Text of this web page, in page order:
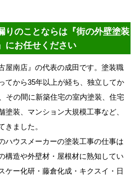
りのことならは『街の外壁塗装
にお任せください
屋南店』の代表の成田です。塗装職
てから35年以上が経ち、独立してか
その間に新築住宅の室内塗装、住宅
塗装、マンション大規模工事など、
きました。
ハウスメーカーの塗装工事の仕事は
構造や外壁材・屋根材に熟知してい
ケー化研・藤倉化成・キクスイ・日